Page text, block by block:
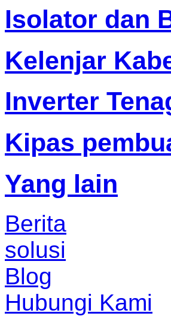
Isolator dan
Kelenjar
Inverter
Kipas
Yang lain
Berita
solusi
Blog
Hubungi Kami